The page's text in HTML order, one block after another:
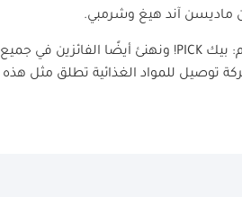
ماديسن آند هيغ وشرمبي.
بيك PICK! ونهنئ أيضًا الفائزين في جميع
توصيل للمواد الغذائية تطلق مثل هذه